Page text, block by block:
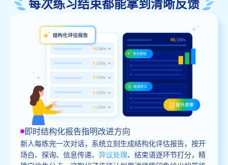
即时结构化报告指明改进方向
新人每练完一次对话，系统立刻生成结构化评估报告，按开
场白、探询、信息传递、 异议处理、结束语逐环节打分，精